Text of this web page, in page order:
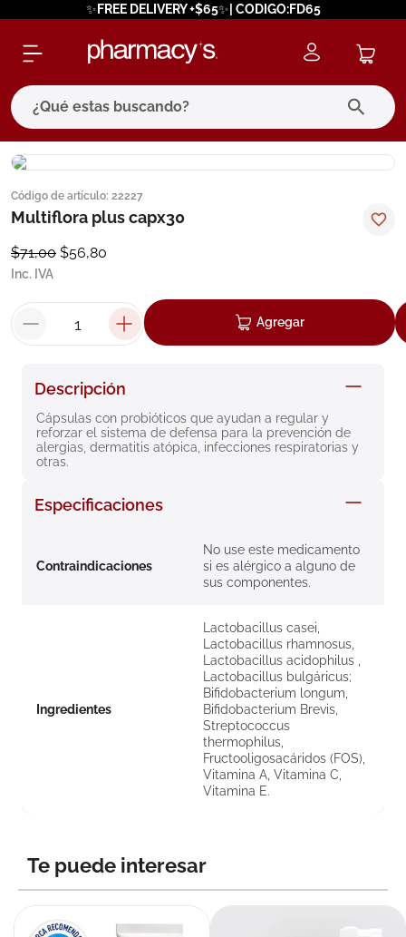
✨FREE DELIVERY +$65✨| CODIGO:FD65
¿Qué estas buscando?
Código de artículo: 22227
Multiflora plus capx30
$71,00 $56,80
Inc. IVA
Agregar
Descripción
Cápsulas con probióticos que ayudan a regular y
reforzar el sistema de defensa para la prevención de
alergias, dermatitis atópica, infecciones respiratorias y
otras.
Especificaciones
Contraindicaciones
No use este medicamento
si es alérgico a alguno de
sus componentes.
Ingredientes
Lactobacillus casei,
Lactobacillus rhamnosus,
Lactobacillus acidophilus ,
Lactobacillus bulgáricus;
Bifidobacterium longum,
Bifidobacterium Brevis,
Streptococcus
thermophilus,
Fructooligosacáridos (FOS),
Vitamina A, Vitamina C,
Vitamina E.
Te puede interesar
términos más buscados
1. eucerin
bioderma
cerave
7. isdin
8. roche posay
9. megacistin